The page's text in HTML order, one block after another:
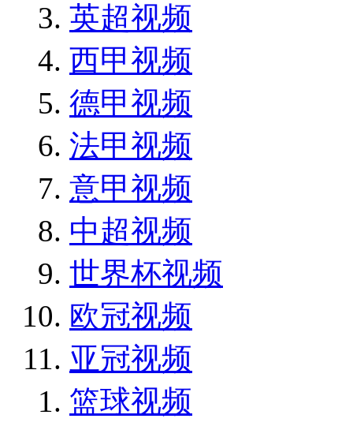
英超视频
西甲视频
德甲视频
法甲视频
意甲视频
中超视频
世界杯视频
欧冠视频
亚冠视频
篮球视频